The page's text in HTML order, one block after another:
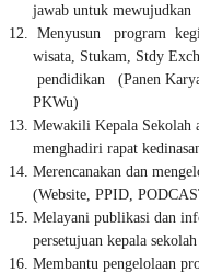
jawab untuk mewujudkan
Menyusun program
wisata, Stukam, Stdy
pendidikan (Panen
PKWu)
Mewakili Kepala Sekolah
menghadiri rapat
Merencanakan dan
(Website, PPID,
Melayani publikasi dan
persetujuan kepala sekolah
Membantu pengelolaan